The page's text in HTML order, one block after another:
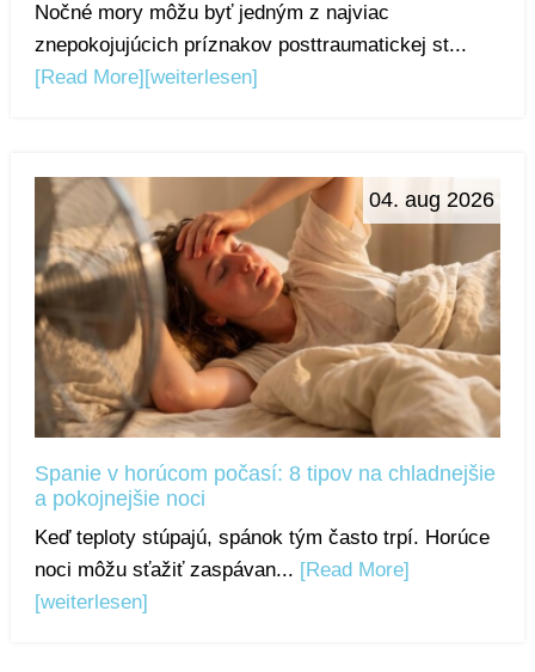
Nočné mory môžu byť jedným z najviac
znepokojujúcich príznakov posttraumatickej st...
[Read More] [weiterlesen]
04. aug 2026
Spanie v horúcom počasí: 8 tipov na chladnejšie
a pokojnejšie noci
Keď teploty stúpajú, spánok tým často trpí. Horúce
noci môžu sťažiť zaspávan... [Read More]
[weiterlesen]